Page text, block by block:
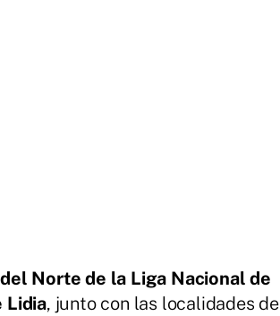
Norte de la Liga Nacional de
Lidia, junto con las localidades de